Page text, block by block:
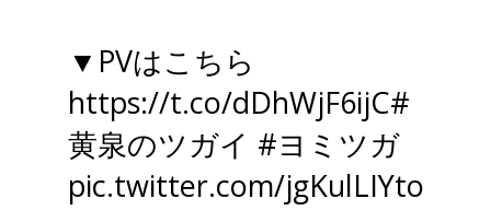
▼PVはこちら
https://t.co/dDhWjF6ijC#
黄泉のツガイ #ヨミツガ
pic.twitter.com/jgKulLIYto